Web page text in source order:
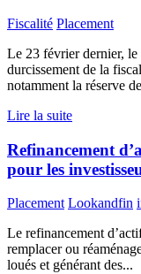
Fiscalité Placement
Le 23 février dernier, le
durcissement de la
notamment la réserve
Lire la suite
Refinancement
pour les
Placement Lookandfin
Le refinancement
remplacer ou
loués et générant des...